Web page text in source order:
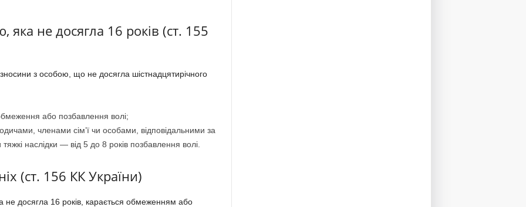
яка не досягла 16 років (ст. 155
з особою, що не досягла шістнадцятирічного
або позбавлення волі;
членами сім’ї чи особами, відповідальними за
наслідки — від 5 до 8 років позбавлення волі.
(ст. 156 КК України)
досягла 16 років, карається обмеженням або